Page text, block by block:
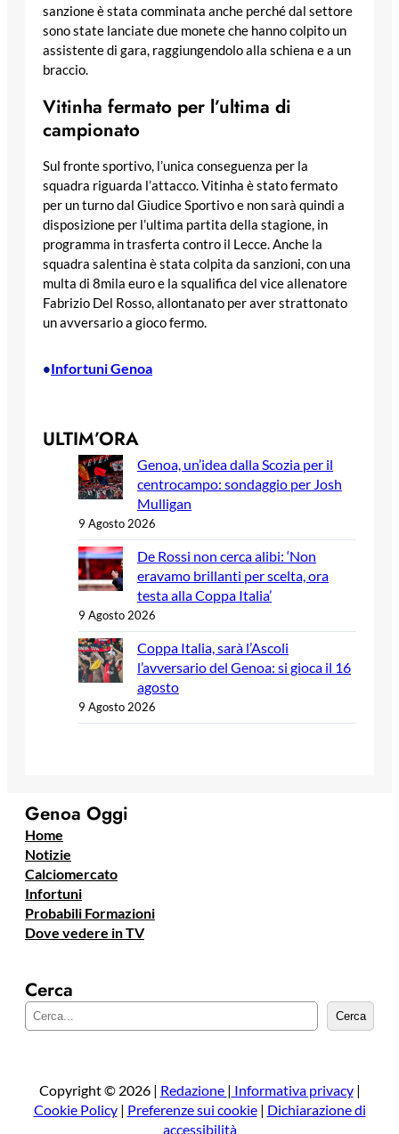
sanzione è stata comminata anche perché dal settore
sono state lanciate due monete che hanno colpito un
assistente di gara, raggiungendolo alla schiena e a un
braccio.
Vitinha fermato per l’ultima di
campionato
Sul fronte sportivo, l’unica conseguenza per la
squadra riguarda l’attacco. Vitinha è stato fermato
per un turno dal Giudice Sportivo e non sarà quindi a
disposizione per l’ultima partita della stagione, in
programma in trasferta contro il Lecce. Anche la
squadra salentina è stata colpita da sanzioni, con una
multa di 8mila euro e la squalifica del vice allenatore
Fabrizio Del Rosso, allontanato per aver strattonato
un avversario a gioco fermo.
•Infortuni Genoa
ULTIM’ORA
Genoa, un’idea dalla Scozia per il
centrocampo: sondaggio per Josh
Mulligan
9 Agosto 2026
De Rossi non cerca alibi: ‘Non
eravamo brillanti per scelta, ora
testa alla Coppa Italia’
9 Agosto 2026
Coppa Italia, sarà l’Ascoli
l’avversario del Genoa: si gioca il 16
agosto
9 Agosto 2026
Genoa Oggi
Home
Notizie
Calciomercato
Infortuni
Probabili Formazioni
Dove vedere in TV
Cerca
e
a
Cerca
Copyright © 2026 | Redazione | Informativa privacy|
Cookie Policy| Preferenze sui cookie| Dichiarazione di
accessibilità